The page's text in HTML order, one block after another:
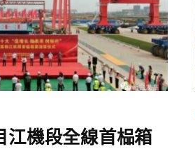
江機段全線首榀箱